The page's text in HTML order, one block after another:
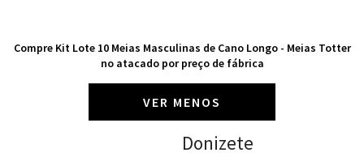
Compre Kit Lote 10 Meias Masculinas de Cano Longo - Meias Totter
no atacado por preço de fábrica
VER MENOS
Donizete